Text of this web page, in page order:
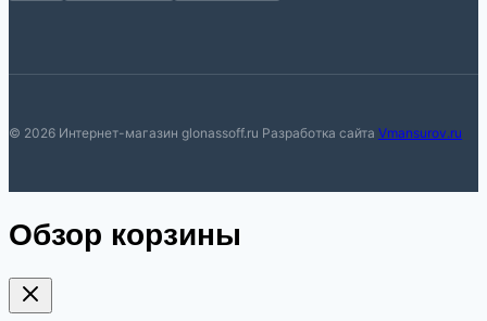
© 2026 Интернет-магазин glonassoff.ru Разработка сайта Vmansurov.ru
Обзор корзины